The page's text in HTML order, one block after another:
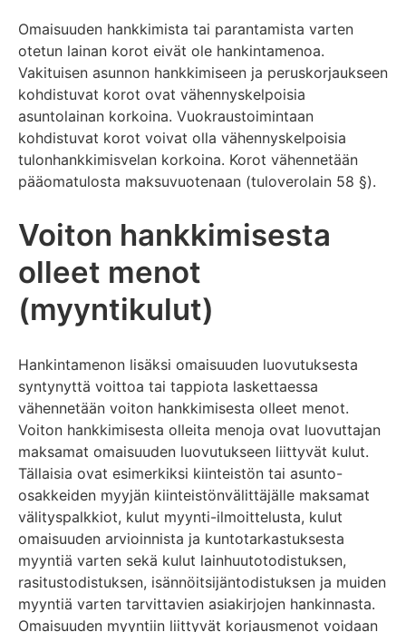
Omaisuuden hankkimista tai parantamista varten
otetun lainan korot eivät ole hankintamenoa.
Vakituisen asunnon hankkimiseen ja peruskorjaukseen
kohdistuvat korot ovat vähennyskelpoisia
asuntolainan korkoina. Vuokraustoimintaan
kohdistuvat korot voivat olla vähennyskelpoisia
tulonhankkimisvelan korkoina. Korot vähennetään
pääomatulosta maksuvuotenaan (tuloverolain 58 §).
Voiton hankkimisesta
olleet menot
(myyntikulut)
Hankintamenon lisäksi omaisuuden luovutuksesta
syntynyttä voittoa tai tappiota laskettaessa
vähennetään voiton hankkimisesta olleet menot.
Voiton hankkimisesta olleita menoja ovat luovuttajan
maksamat omaisuuden luovutukseen liittyvät kulut.
Tällaisia ovat esimerkiksi kiinteistön tai asunto-
osakkeiden myyjän kiinteistönvälittäjälle maksamat
välityspalkkiot, kulut myynti-ilmoittelusta, kulut
omaisuuden arvioinnista ja kuntotarkastuksesta
myyntiä varten sekä kulut lainhuutotodistuksen,
rasitustodistuksen, isännöitsijäntodistuksen ja muiden
myyntiä varten tarvittavien asiakirjojen hankinnasta.
Omaisuuden myyntiin liittyvät korjausmenot voidaan